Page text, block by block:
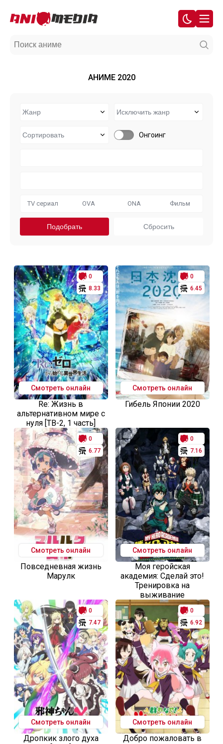
АНИМЕ 2020
Онгоинг
TV сериал OVA ONA Фильм
0
8.33
Смотреть онлайн
Re: Жизнь в
альтернативном мире с
нуля [ТВ-2, 1 часть]
0
6.45
Смотреть онлайн
Гибель Японии 2020
0
6.77
Смотреть онлайн
Повседневная жизнь
Марулк
0
7.16
Смотреть онлайн
Моя геройская
академия: Сделай это!
Тренировка на
выживание
0
7.47
Смотреть онлайн
Дропкик злого духа
0
6.92
Смотреть онлайн
Добро пожаловать в